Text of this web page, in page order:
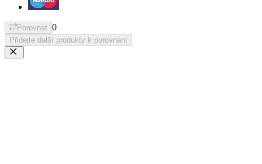
Porovnat 0
Přidejte další produkty k porovnání